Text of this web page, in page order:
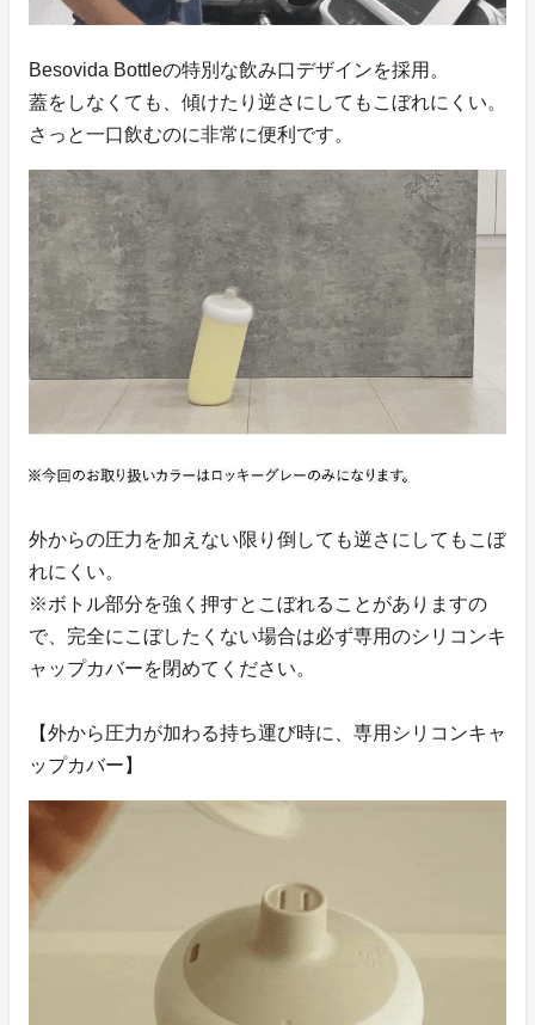
Besovida Bottleの特別な飲み口デザインを採用。
蓋をしなくても、傾けたり逆さにしてもこぼれにくい。
さっと一口飲むのに非常に便利です。
外からの圧力を加えない限り倒しても逆さにしてもこぼ
れにくい。
※ボトル部分を強く押すとこぼれることがありますの
で、完全にこぼしたくない場合は必ず専用のシリコンキ
ャップカバーを閉めてください。
【外から圧力が加わる持ち運び時に、専用シリコンキャ
ップカバー】